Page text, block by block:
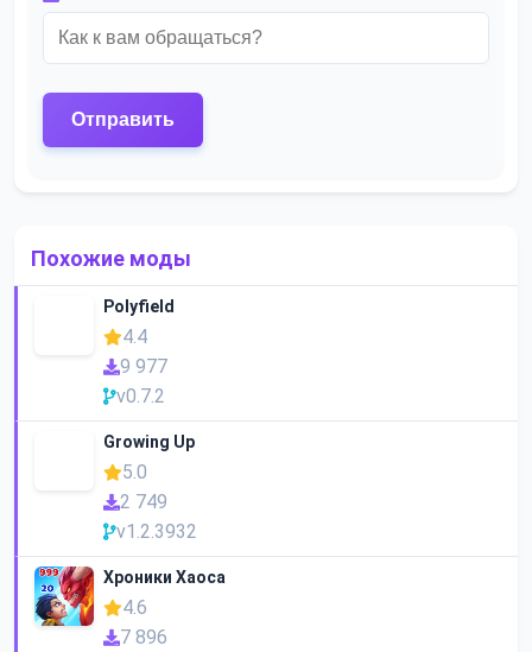
Похожие моды
Polyfield
4.4
9 977
v0.7.2
Growing Up
5.0
2 749
v1.2.3932
Хроники Хаоса
4.6
7 896